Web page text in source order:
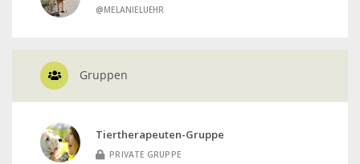
@MELANIELUEHR
Gruppen
Tiertherapeuten-Gruppe
PRIVATE GRUPPE